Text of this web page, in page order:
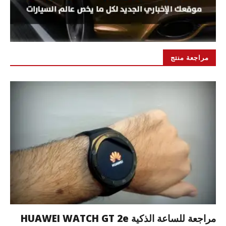
مراجعة منتج
مراجعة للساعة الذكية HUAWEI WATCH GT 2e